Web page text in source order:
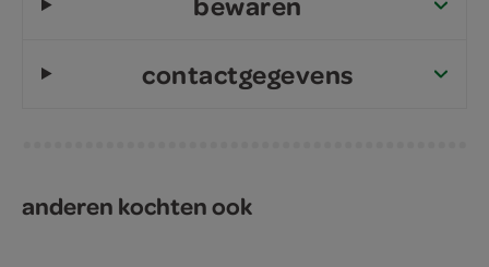
contactgegevens
anderen kochten ook